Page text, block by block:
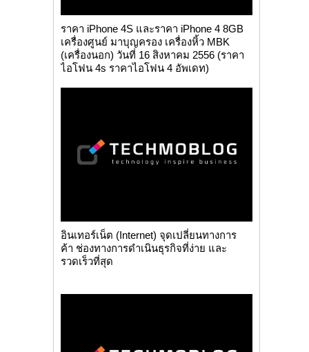
ราคา iPhone 4S และราคา iPhone 4 8GB
เครื่องศูนย์ มาบุญครอง เครื่องหิ้ว MBK
(เครื่องนอก) วันที่ 16 สิงหาคม 2556 (ราคา
ไอโฟน 4s ราคาไอโฟน 4 อัพเดท)
อินเทอร์เน็ต (Internet) จุดเปลี่ยนทางการ
ค้า ช่องทางการดำเนินธุรกิจที่ง่าย และ
รวดเร็วที่สุด